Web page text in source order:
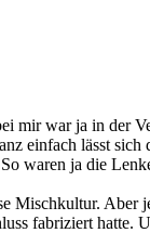
war ja in der
einfach lässt
waren ja die
Mischkultur. Aber
fabriziert hatte.